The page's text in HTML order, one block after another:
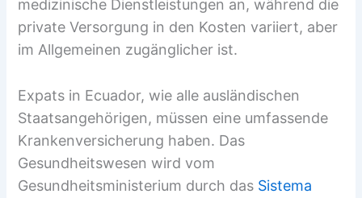
medizinische Dienstleistungen an, während die
private Versorgung in den Kosten variiert, aber
im Allgemeinen zugänglicher ist.
Expats in Ecuador, wie alle ausländischen
Staatsangehörigen, müssen eine umfassende
Krankenversicherung haben. Das
Gesundheitswesen wird vom
Gesundheitsministerium durch das Sistema